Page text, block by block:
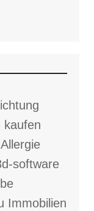
kaufen
Allergie
software
Immobilien